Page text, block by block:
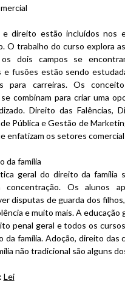
e direito estão incluídos nos
O trabalho do curso explora
dois campos se
e fusões estão sendo
para carreiras. Os
combinam para criar uma
Direito das Falências,
Pública e Gestão de
enfatizam os setores
da família
geral do direito da família
concentração. Os alunos
disputas de guarda dos
e muito mais.A educação
penal geral e todos os
da família. Adoção, direito das
não tradicional são alguns
Lei